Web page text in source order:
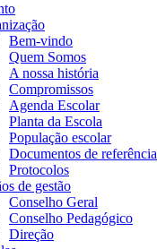
Bem-vindo
Quem Somos
A nossa história
Compromissos
Agenda Escolar
Planta da Escola
População escolar
Documentos de referência
Protocolos
de gestão
Conselho Geral
Conselho Pedagógico
Direção